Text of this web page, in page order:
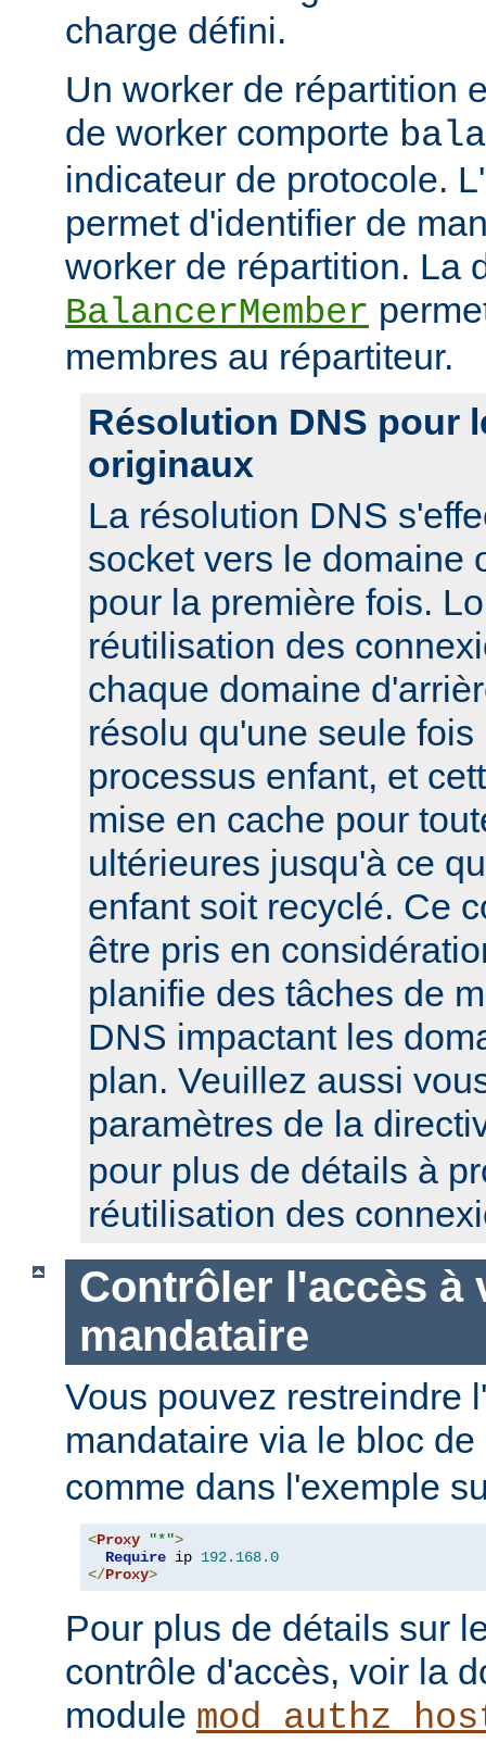
charge défini.
Un worker de répartition
de worker comporte
indicateur de protocole.
permet d'identifier de
worker de répartition. La
BalancerMember
membres au répartiteur.
Résolution DNS pour
originaux
La résolution DNS
socket vers le domaine
pour la première fois.
réutilisation des
chaque domaine
résolu qu'une seule
processus enfant, et
mise en cache pour
ultérieures jusqu'à ce
enfant soit recyclé. Ce
être pris en
planifie des tâches de
DNS impactant les
plan. Veuillez aussi
paramètres de la
pour plus de détails à
réutilisation des
Contrôler l'accès à
mandataire
Vous pouvez restreindre
mandataire via le bloc
comme dans l'exemple
<Proxy "*">
Require ip 192.168.0
</Proxy>
Pour plus de détails sur
contrôle d'accès, voir la
module